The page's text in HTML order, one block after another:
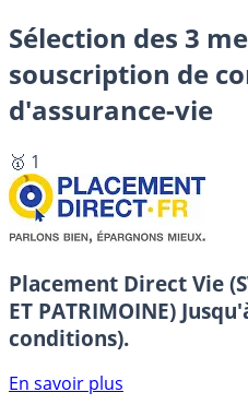
Sélection des 3
souscription de
d'assurance-vie
🥇 1
Placement Direct Vie
ET PATRIMOINE)
conditions).
En savoir plus